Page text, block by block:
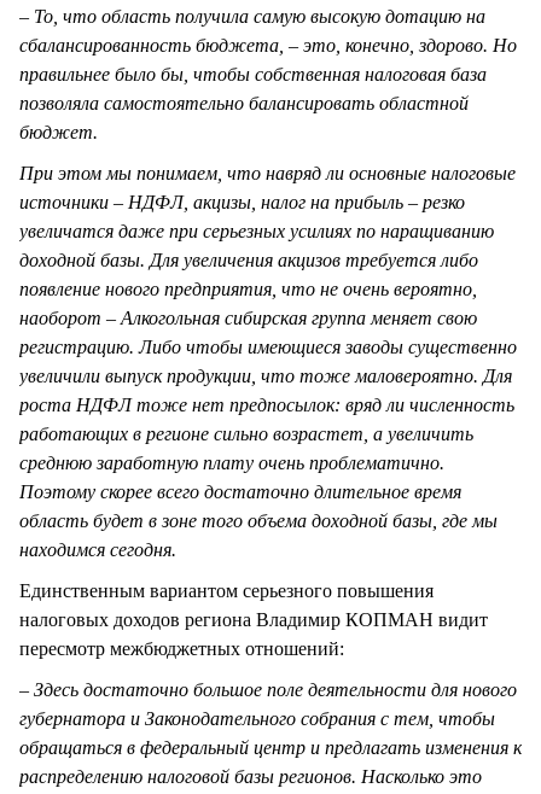
– То, что область получила самую высокую дотацию на
сбалансированность бюджета, – это, конечно, здорово. Но
правильнее было бы, чтобы собственная налоговая база
позволяла самостоятельно балансировать областной
бюджет.
При этом мы понимаем, что навряд ли основные налоговые
источники – НДФЛ, акцизы, налог на прибыль – резко
увеличатся даже при серьезных усилиях по наращиванию
доходной базы. Для увеличения акцизов требуется либо
появление нового предприятия, что не очень вероятно,
наоборот – Алкогольная сибирская группа меняет свою
регистрацию. Либо чтобы имеющиеся заводы существенно
увеличили выпуск продукции, что тоже маловероятно. Для
роста НДФЛ тоже нет предпосылок: вряд ли численность
работающих в регионе сильно возрастет, а увеличить
среднюю заработную плату очень проблематично.
Поэтому скорее всего достаточно длительное время
область будет в зоне того объема доходной базы, где мы
находимся сегодня.
Единственным вариантом серьезного повышения
налоговых доходов региона Владимир КОПМАН видит
пересмотр межбюджетных отношений:
– Здесь достаточно большое поле деятельности для нового
губернатора и Законодательного собрания с тем, чтобы
обращаться в федеральный центр и предлагать изменения к
распределению налоговой базы регионов. Насколько это